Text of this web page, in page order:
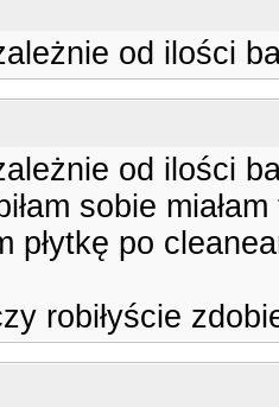
od ilości
od ilości
sobie
płytkę po
robiłyście